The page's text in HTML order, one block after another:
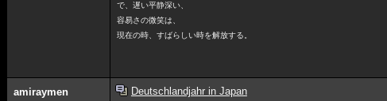
で、遅い平静深い、
容易さの微笑は、
現在の時、すばらしい時を解放する。
amiraymen Deutschlandjahr in Japan